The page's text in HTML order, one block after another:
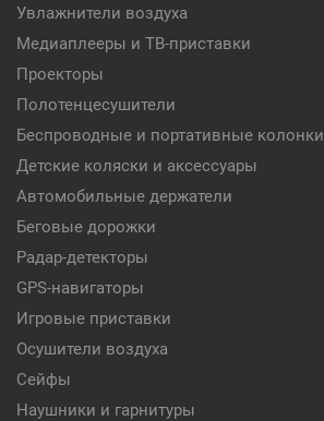
Увлажнители воздуха
Медиаплееры и ТВ-приставки
Проекторы
Полотенцесушители
Беспроводные и портативные колонки
Детские коляски и аксессуары
Автомобильные держатели
Беговые дорожки
Радар-детекторы
GPS-навигаторы
Игровые приставки
Осушители воздуха
Сейфы
Наушники и гарнитуры